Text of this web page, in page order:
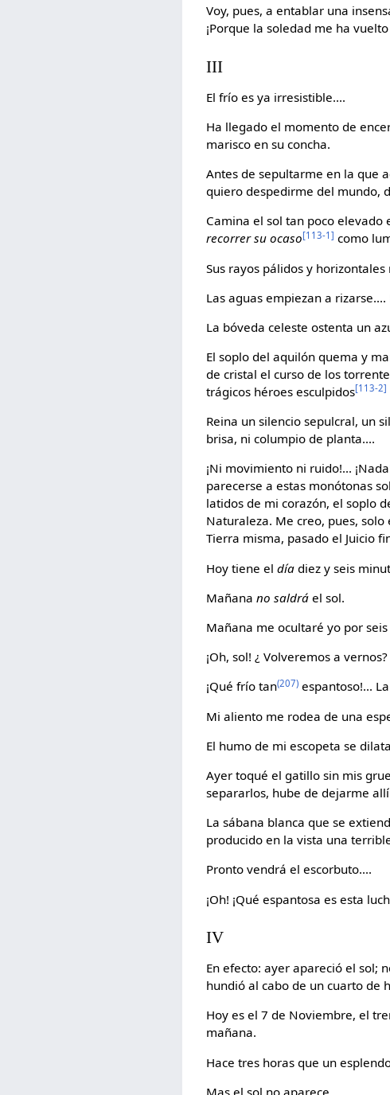
Voy, pues, a entablar una
¡Porque la soledad me ha
III
El frío es ya irresistible....
Ha llegado el momento de
marisco en su concha.
Antes de sepultarme en la que
quiero despedirme del mundo,
Camina el sol tan poco elevado
recorrer su ocaso[113-1] como
Sus rayos pálidos y
Las aguas empiezan a
La bóveda celeste ostenta un
El soplo del aquilón quema y
de cristal el curso de los
trágicos héroes esculpidos[113-2]
Reina un silencio sepulcral, un
brisa, ni columpio de planta....
¡Ni movimiento ni ruido!...
parecerse a estas monótonas
latidos de mi corazón, el soplo
Naturaleza. Me creo, pues,
Tierra misma, pasado el Juicio
Hoy tiene eldía diez y seis
Mañanano saldrá el sol.
Mañana me ocultaré yo por
¡Oh, sol! ¿ Volveremos a vernos?
¡Qué frío tan(207) espantoso!...
Mi aliento me rodea de una
El humo de mi escopeta se
Ayer toqué el gatillo sin mis
separarlos, hube de dejarme
La sábana blanca que se
producido en la vista una
Pronto vendrá el escorbuto....
¡Oh! ¡Qué espantosa es esta
IV
En efecto: ayer apareció el sol;
hundió al cabo de un cuarto de
Hoy es el 7 de Noviembre, el
mañana.
Hace tres horas que un
Mas el sol no aparece....